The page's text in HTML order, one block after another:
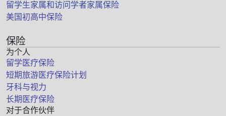
留学生家属和访问学者家属保险
美国初高中保险
保险
为个人
留学医疗保险
短期旅游医疗保险计划
牙科与视力
长期医疗保险
对于合作伙伴